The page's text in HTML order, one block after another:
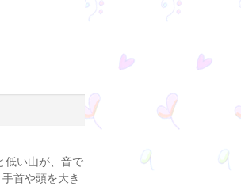
低い山が、音で
首や頭を大き